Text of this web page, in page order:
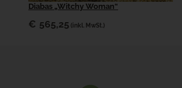
Diabas „Witchy Woman“
€ 565,25 (inkl. MwSt.)